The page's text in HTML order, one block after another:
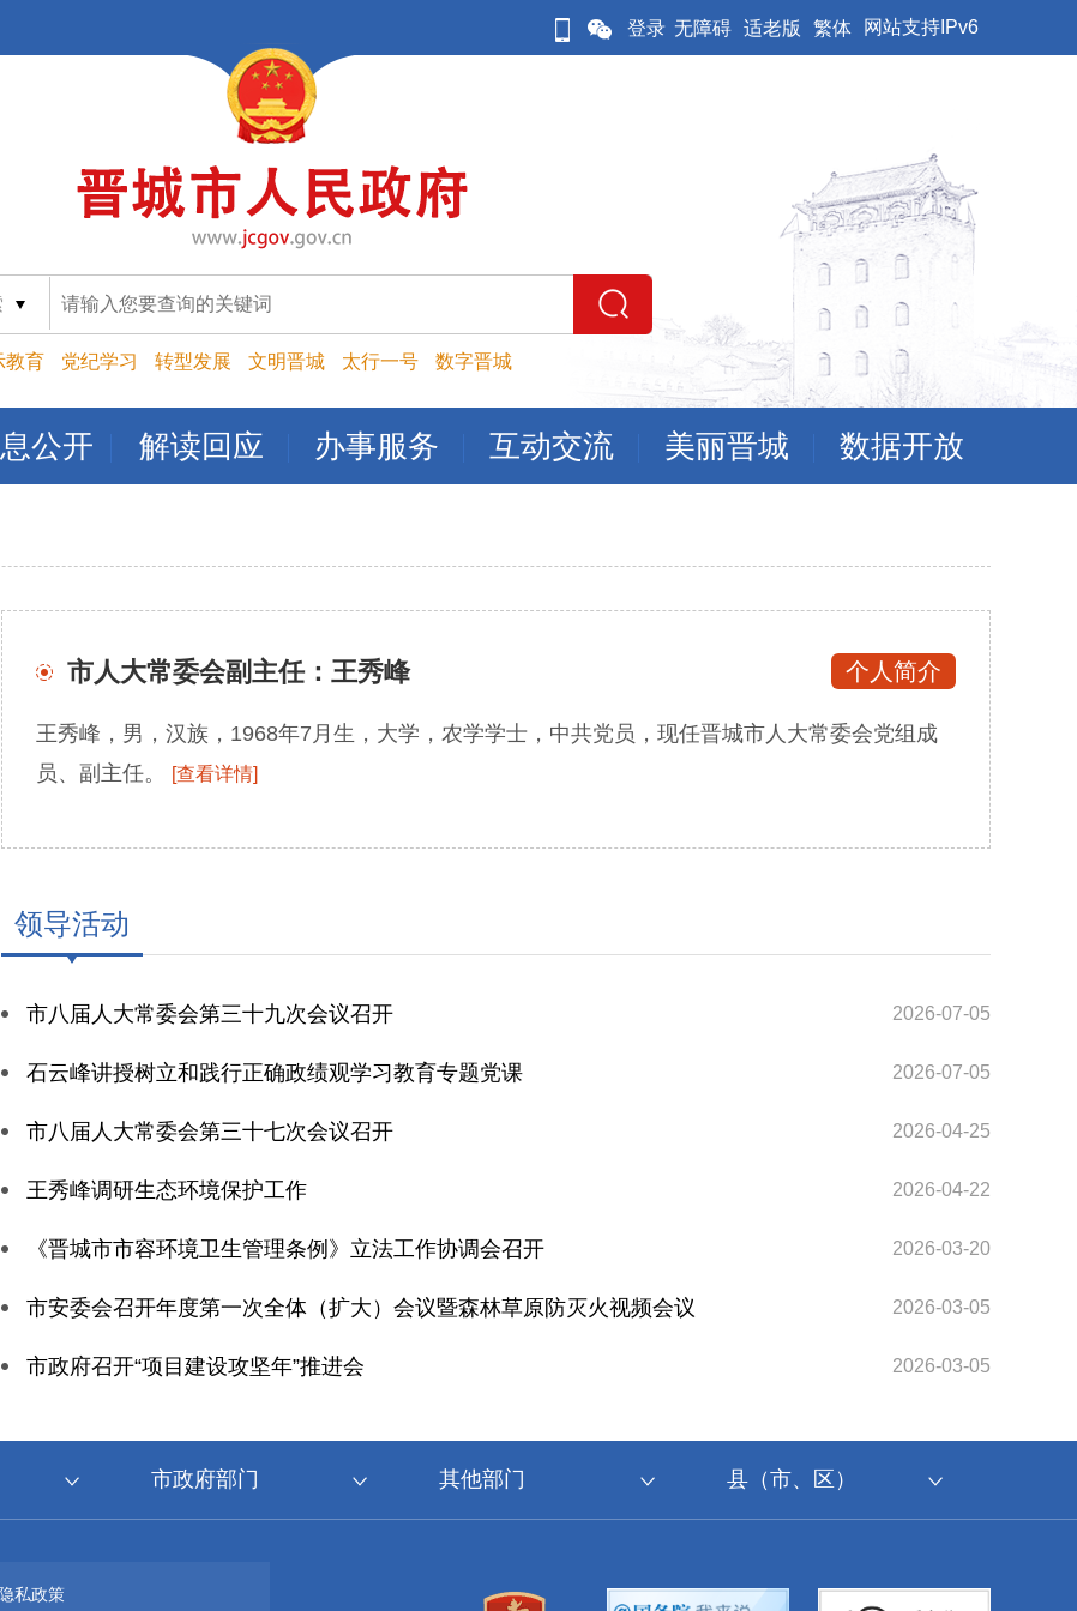
登录 无障碍 适老版 繁体 网站支持IPv6
教育 党纪学习 转型发展 文明晋城 太行一号 数字晋城
公开 解读回应 办事服务 互动交流 美丽晋城 数据开放
市人大常委会副主任：王秀峰 个人简介
王秀峰，男，汉族，1968年7月生，大学，农学学士，中共党员，现任晋城市人大常委会党组成
员、副主任。
[查看详情]
领导活动
2026-07-05
市八届人大常委会第三十九次会议召开
2026-07-05
石云峰讲授树立和践行正确政绩观学习教育专题党课
2026-04-25
市八届人大常委会第三十七次会议召开
2026-04-22
王秀峰调研生态环境保护工作
2026-03-20
《晋城市市容环境卫生管理条例》立法工作协调会召开
2026-03-05
市安委会召开年度第一次全体（扩大）会议暨森林草原防灭火视频会议
2026-03-05
市政府召开“项目建设攻坚年”推进会
市政府部门 其他部门 县（市、区）
隐私政策